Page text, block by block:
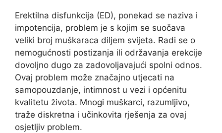
Erektilna disfunkcija (ED), ponekad se naziva i
impotencija, problem je s kojim se suočava
veliki broj muškaraca diljem svijeta. Radi se o
nemogućnosti postizanja ili održavanja erekcije
dovoljno dugo za zadovoljavajući spolni odnos.
Ovaj problem može značajno utjecati na
samopouzdanje, intimnost u vezi i općenitu
kvalitetu života. Mnogi muškarci, razumljivo,
traže diskretna i učinkovita rješenja za ovaj
osjetljiv problem.